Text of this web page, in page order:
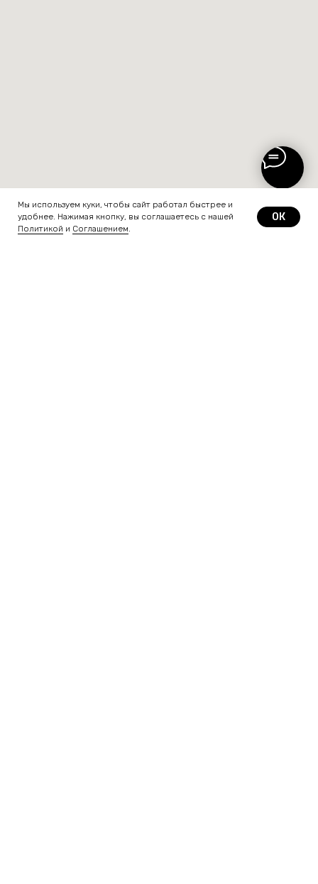
ПОДОБРАТЬ ЗАНЯТИЕ
Мы используем куки, чтобы сайт работал быстрее и
удобнее. Нажимая кнопку, вы соглашаетесь с нашей
Политикой и Соглашением.
ОК